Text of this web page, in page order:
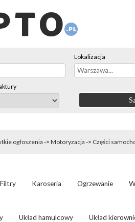
Lokalizacja
ogłoszenia-> Motoryzacja -> Części
Filtry Karoseria Ogrzewanie
Układ hamulcowy Układ